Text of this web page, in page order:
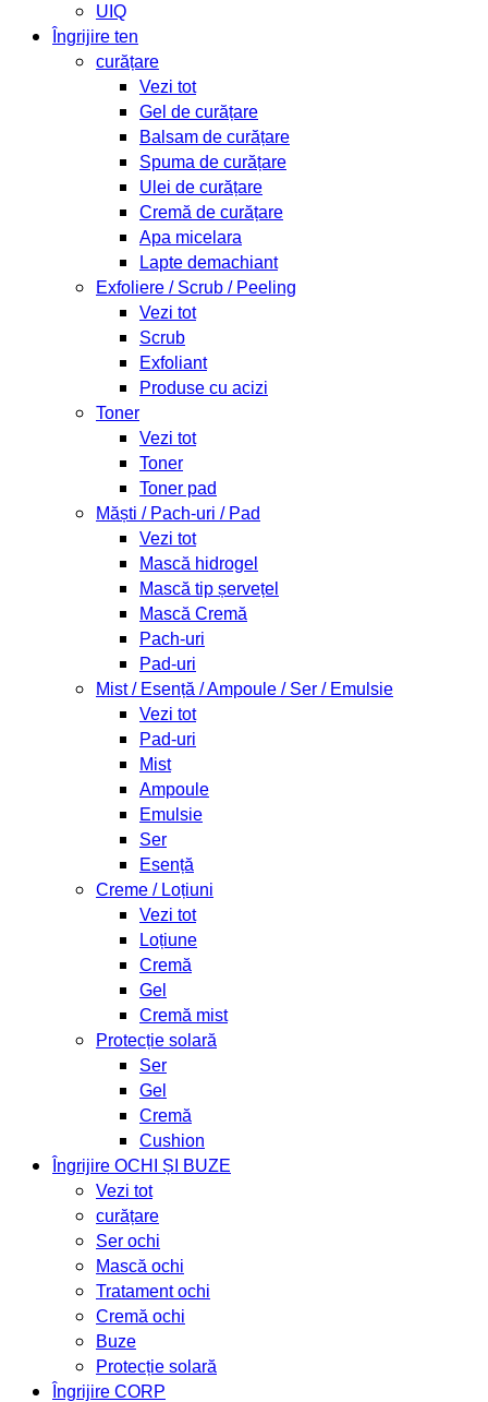
UIQ
Îngrijire ten
curățare
Vezi tot
Gel de curățare
Balsam de curățare
Spuma de curățare
Ulei de curățare
Cremă de curățare
Apa micelara
Lapte demachiant
Exfoliere / Scrub / Peeling
Vezi tot
Scrub
Exfoliant
Produse cu acizi
Toner
Vezi tot
Toner
Toner pad
Măști / Pach-uri / Pad
Vezi tot
Mască hidrogel
Mască tip șervețel
Mască Cremă
Pach-uri
Pad-uri
Mist / Esență / Ampoule / Ser / Emulsie
Vezi tot
Pad-uri
Mist
Ampoule
Emulsie
Ser
Esență
Creme / Loțiuni
Vezi tot
Loțiune
Cremă
Gel
Cremă mist
Protecție solară
Ser
Gel
Cremă
Cushion
Îngrijire OCHI ȘI BUZE
Vezi tot
curățare
Ser ochi
Mască ochi
Tratament ochi
Cremă ochi
Buze
Protecție solară
Îngrijire CORP